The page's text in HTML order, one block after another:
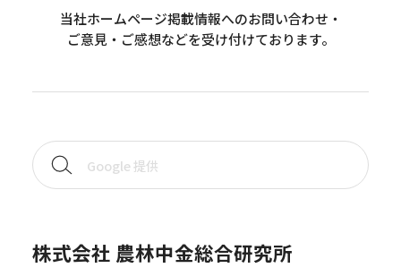
当社ホームページ掲載情報へのお問い合わせ・
ご意見・ご感想などを受け付けております。
株式会社 農林中金総合研究所